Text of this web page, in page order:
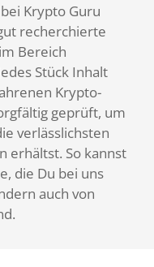
bei Krypto Guru
recherchierte
Bereich
Stück Inhalt
Krypto-
geprüft, um
verlässlichsten
erhältst. So kannst
die Du bei uns
auch von